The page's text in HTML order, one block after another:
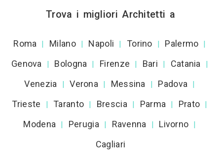
Trova i migliori Architetti a
Roma | Milano | Napoli | Torino | Palermo |
Genova | Bologna | Firenze | Bari | Catania |
Venezia | Verona | Messina | Padova |
Trieste | Taranto | Brescia | Parma | Prato |
Modena | Perugia | Ravenna | Livorno |
Cagliari